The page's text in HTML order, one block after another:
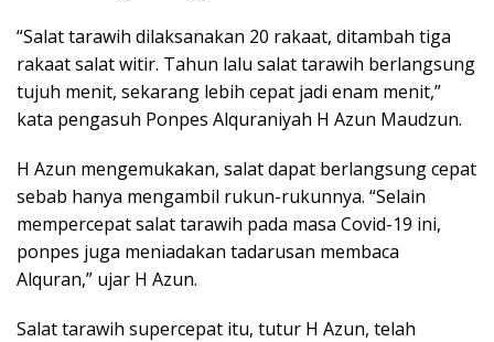
“Salat tarawih dilaksanakan 20 rakaat, ditambah tiga
rakaat salat witir. Tahun lalu salat tarawih berlangsung
tujuh menit, sekarang lebih cepat jadi enam menit,”
kata pengasuh Ponpes Alquraniyah H Azun Maudzun.
H Azun mengemukakan, salat dapat berlangsung cepat
sebab hanya mengambil rukun-rukunnya. “Selain
mempercepat salat tarawih pada masa Covid-19 ini,
ponpes juga meniadakan tadarusan membaca
Alquran,” ujar H Azun.
Salat tarawih supercepat itu, tutur H Azun, telah